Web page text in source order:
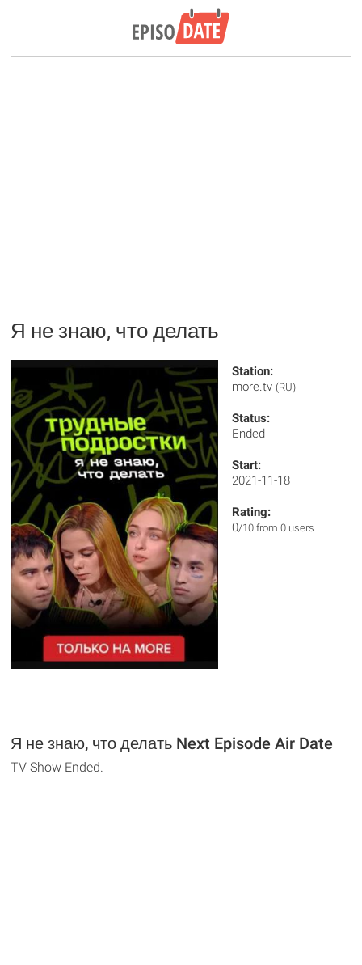
Я не знаю, что делать
Station:
more.tv (RU)
Status:
Ended
Start:
2021-11-18
Rating:
0/10 from 0 users
Я не знаю, что делать Next Episode Air Date
TV Show Ended.